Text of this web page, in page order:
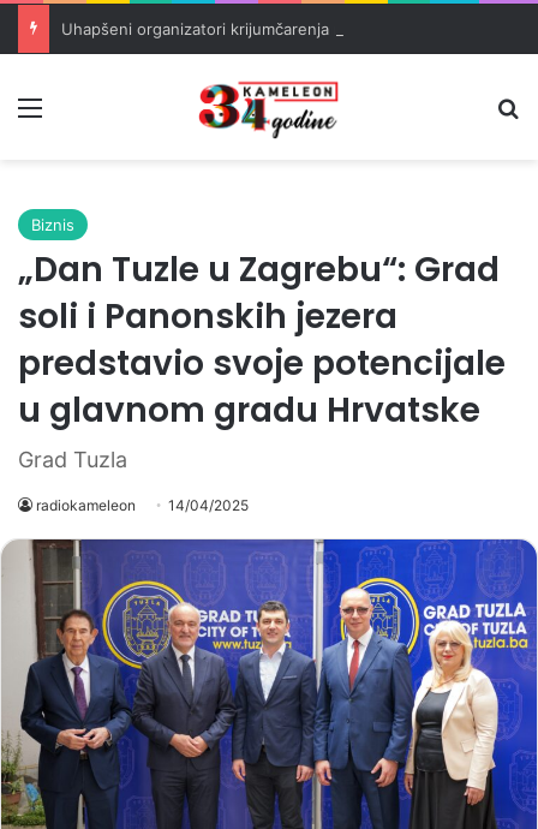
Biznis
„Dan Tuzle u Zagrebu“: Grad
soli i Panonskih jezera
predstavio svoje potencijale
u glavnom gradu Hrvatske
Grad Tuzla
radiokameleon 14/04/2025